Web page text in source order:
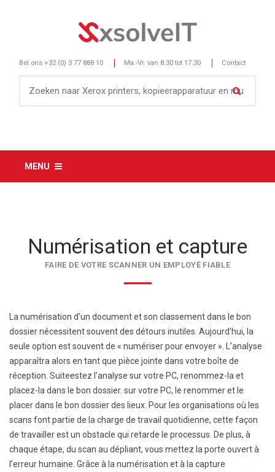
Bel ons +32 (0) 3 77 888 10 Ma.-Vr. van 8.30 tot 17.30 Contact
MENU
Numérisation et capture
FAIRE DE VOTRE SCANNER UN EMPLOYÉ FIABLE
La numérisation d’un document et son classement dans le bon
dossier nécessitent souvent des détours inutiles. Aujourd’hui, la
seule option est souvent de « numériser pour envoyer ». L’analyse
apparaîtra alors en tant que pièce jointe dans votre boîte de
réception. Suiteestez l’analyse sur votre PC, renommez-la et
placez-la dans le bon dossier. sur votre PC, le renommer et le
placer dans le bon dossierdes lieux. Pour les organisations où les
scans font partie de la charge de travail quotidienne, cette façon
de travailler est un obstacle qui retarde le processus. De plus, à
chaque étape, du scan au dépliant, vous mettez la porte ouvertà
l’erreur humaine. Grâce à la numérisation et à la capture